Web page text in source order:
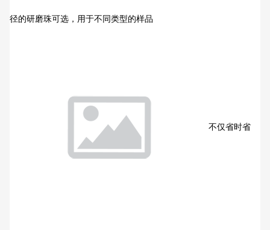
径的研磨珠可选，用于不同类型的样品
不仅省时省